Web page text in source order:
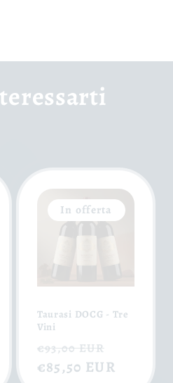
In offerta
Taurasi DOCG - Tre
Vini
Prezzo
di
€93,00 EUR
scontato
€85,50 EUR